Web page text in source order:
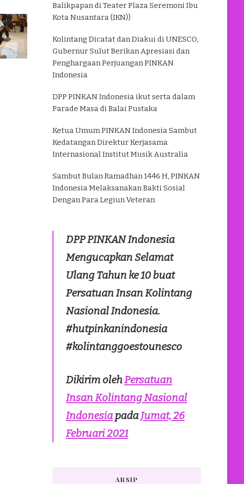
Balikpapan di Teater Plaza Seremoni Ibu
Kota Nusantara (IKN))
Kolintang Dicatat dan Diakui di UNESCO,
Gubernur Sulut Berikan Apresiasi dan
Penghargaan Perjuangan PINKAN
Indonesia
DPP PINKAN Indonesia ikut serta dalam
Parade Masa di Balai Pustaka
Ketua Umum PINKAN Indonesia Sambut
Kedatangan Direktur Kerjasama
Internasional Institut Musik Australia
Sambut Bulan Ramadhan 1446 H, PINKAN
Indonesia Melaksanakan Bakti Sosial
Dengan Para Legiun Veteran
DPP PINKAN Indonesia
Mengucapkan Selamat
Ulang Tahun ke 10 buat
Persatuan Insan Kolintang
Nasional Indonesia.
#hutpinkanindonesia
#kolintanggoestounesco
Dikirim olehPersatuan
Insan Kolintang Nasional
Indonesiapada Jumat, 26
Februari 2021
ARSIP